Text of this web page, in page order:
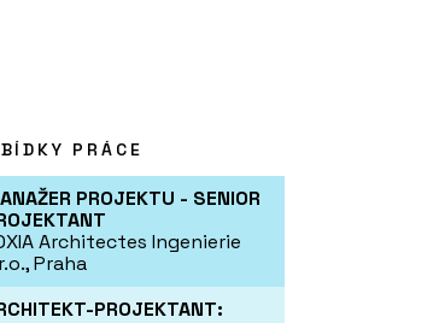
PRÁCE
PROJEKTU - SENIOR
Architectes Ingenierie
Praha
PROJEKTANT: